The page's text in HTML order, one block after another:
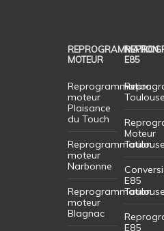
REPROGRAMMATION
MOTEUR
Reprogrammation
moteur
Plaisance
du Touch
Reprogrammation
moteur
Narbonne
Reprogrammation
moteur
Blagnac
E85
Toulouse
Moteur
Toulouse
E85
Toulouse
E85